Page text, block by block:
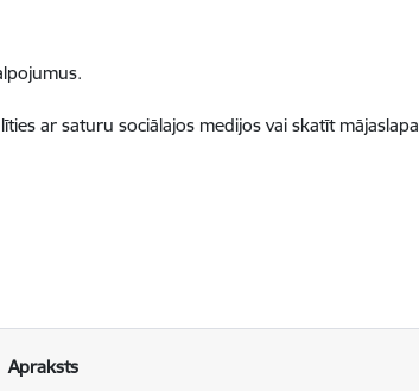
ar saturu sociālajos medijos vai skatīt
Apraksts